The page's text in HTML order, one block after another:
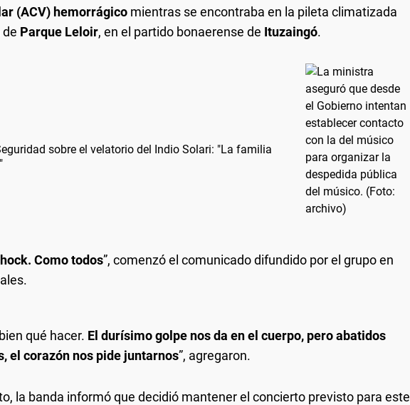
(ACV) hemorrágico mientras se encontraba en la pileta climatizada
Parque Leloir, en el partido bonaerense de Ituzaingó.
sobre el velatorio del Indio Solari: "La familia
Como todos”, comenzó el comunicado difundido por el grupo en
qué hacer. El durísimo golpe nos da en el cuerpo, pero abatidos
el corazón nos pide juntarnos”, agregaron.
la banda informó que decidió mantener el concierto previsto para este